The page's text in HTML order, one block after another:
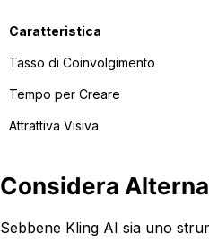
Caratteristica
Tasso di Coinvolgimento
Tempo per Creare
Attrattiva Visiva
Considera
Sebbene Kling AI sia uno